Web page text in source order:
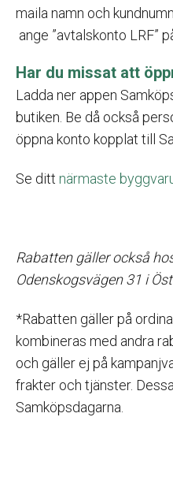
maila namn och
ange ”avtalskonto LRF”
Har du missat att
Ladda ner appen
butiken. Be då också
öppna konto kopplat till
Se ditt närmaste
Rabatten gäller också
Odenskogsvägen 31 i
*Rabatten gäller på
kombineras med andra
och gäller ej på
frakter och tjänster.
Samköpsdagarna.